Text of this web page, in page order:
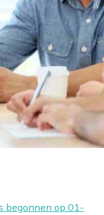
begonnen op 01-